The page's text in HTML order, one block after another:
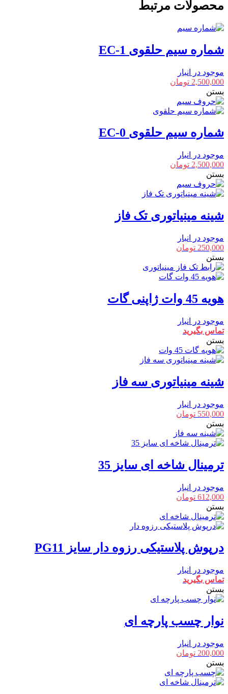
میلیمتر
متری
محصولات مرتبط
شماره سیم حلقوی EC-1
موجود در انبار
2,500,000 تومان
بستن
شماره سیم حلقوی EC-0
موجود در انبار
2,500,000 تومان
بستن
شینه مینیاتوری تک فاز
موجود در انبار
250,000 تومان
بستن
هویه 45 وات ژاپنی گات
موجود در انبار
تماس بگیرید
بستن
شینه مینیاتوری سه فاز
موجود در انبار
550,000 تومان
بستن
ترمینال شاخه ای سایز 35
موجود در انبار
612,000 تومان
بستن
درپوش پلاستیکی رزوه دار سایز PG11
موجود در انبار
تماس بگیرید
بستن
نوار چسب پارچه ای
موجود در انبار
200,000 تومان
بستن